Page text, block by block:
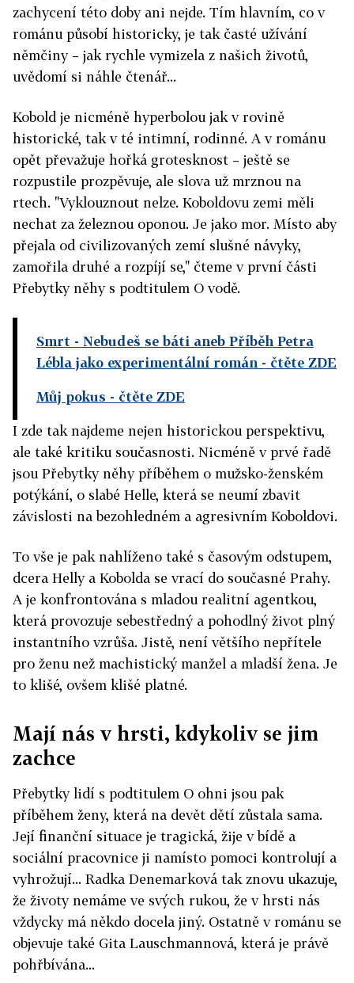
zachycení této doby ani nejde. Tím hlavním, co v
románu působí historicky, je tak časté užívání
němčiny – jak rychle vymizela z našich životů,
uvědomí si náhle čtenář...
Kobold je nicméně hyperbolou jak v rovině
historické, tak v té intimní, rodinné. A v románu
opět převažuje hořká grotesknost – ještě se
rozpustile prozpěvuje, ale slova už mrznou na
rtech. "Vyklouznout nelze. Koboldovu zemi měli
nechat za železnou oponou. Je jako mor. Místo aby
přejala od civilizovaných zemí slušné návyky,
zamořila druhé a rozpíjí se," čteme v první části
Přebytky něhy s podtitulem O vodě.
Smrt - Nebudeš se báti aneb Příběh Petra
Lébla jako experimentální román - čtěte ZDE
Můj pokus - čtěte ZDE
I zde tak najdeme nejen historickou perspektivu,
ale také kritiku současnosti. Nicméně v prvé řadě
jsou Přebytky něhy příběhem o mužsko-ženském
potýkání, o slabé Helle, která se neumí zbavit
závislosti na bezohledném a agresivním Koboldovi.
To vše je pak nahlíženo také s časovým odstupem,
dcera Helly a Kobolda se vrací do současné Prahy.
A je konfrontována s mladou realitní agentkou,
která provozuje sebestředný a pohodlný život plný
instantního vzrůša. Jistě, není většího nepřítele
pro ženu než machistický manžel a mladší žena. Je
to klišé, ovšem klišé platné.
Mají nás v hrsti, kdykoliv se jim
zachce
Přebytky lidí s podtitulem O ohni jsou pak
příběhem ženy, která na devět dětí zůstala sama.
Její finanční situace je tragická, žije v bídě a
sociální pracovnice ji namísto pomoci kontrolují a
vyhrožují... Radka Denemarková tak znovu ukazuje,
že životy nemáme ve svých rukou, že v hrsti nás
vždycky má někdo docela jiný. Ostatně v románu se
objevuje také Gita Lauschmannová, která je právě
pohřbívána...